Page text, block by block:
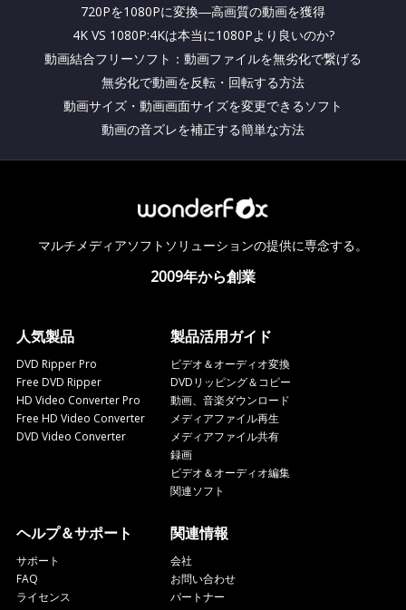
720Pを1080Pに変換―高画質の動画を獲得
4K VS 1080P:4Kは本当に1080Pより良いのか?
動画結合フリーソフト：動画ファイルを無劣化で繋げる
無劣化で動画を反転・回転する方法
動画サイズ・動画画面サイズを変更できるソフト
動画の音ズレを補正する簡単な方法
マルチメディアソフトソリューションの提供に専念する。
2009年から創業
人気製品
DVD Ripper Pro
Free DVD Ripper
HD Video Converter Pro
Free HD Video Converter
DVD Video Converter
製品活用ガイド
ビデオ＆オーディオ変換
DVDリッピング＆コピー
動画、音楽ダウンロード
メディアファイル再生
メディアファイル共有
録画
ビデオ＆オーディオ編集
関連ソフト
ヘルプ＆サポート
サポート
FAQ
ライセンス
関連情報
会社
お問い合わせ
パートナー